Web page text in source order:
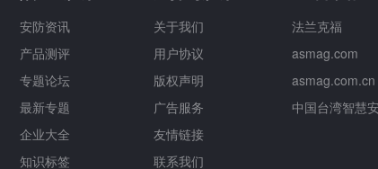
安防资讯
产品测评
专题论坛
最新专题
企业大全
知识标签
关于我们
用户协议
版权声明
广告服务
友情链接
联系我们
法兰克福
asmag.com
asmag.com.cn
中国台湾智慧